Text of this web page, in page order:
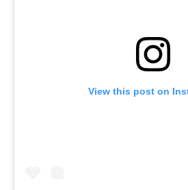
View this post on